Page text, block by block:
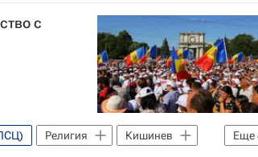
с
Еще
Религия
Кишинев